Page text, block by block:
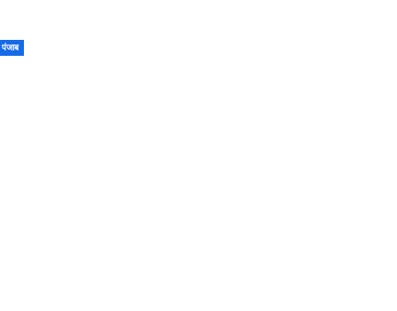
पंजाब